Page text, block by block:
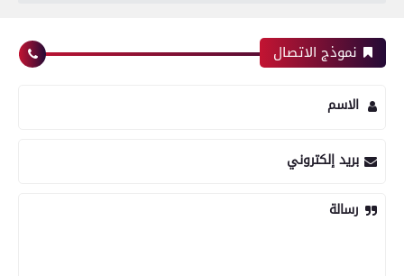
نموذج الاتصال
الاسم
بريد إلكتروني
رسالة